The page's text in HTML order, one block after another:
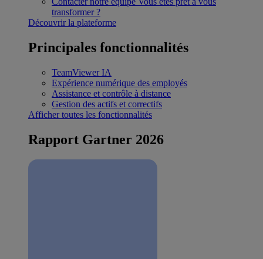
transformer ?
Découvrir la plateforme
Principales fonctionnalités
TeamViewer IA
Expérience numérique des employés
Assistance et contrôle à distance
Gestion des actifs et correctifs
Afficher toutes les fonctionnalités
Rapport Gartner 2026